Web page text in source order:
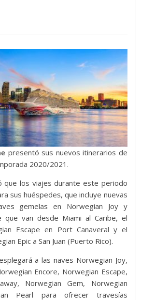
presentó sus nuevos itinerarios de
2020/2021.
que los viajes durante este periodo
sus huéspedes, que incluye nuevas
gemelas en Norwegian Joy y
que van desde Miami al Caribe, el
Escape en Port Canaveral y el
Epic a San Juan (Puerto Rico).
a las naves Norwegian Joy,
Encore, Norwegian Escape,
Norwegian Gem, Norwegian
Pearl para ofrecer travesías